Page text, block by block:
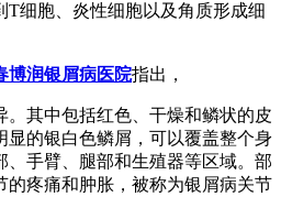
T细胞、炎性细胞以及角质形成细
博润银屑病医院指出，
。其中包括红色、干燥和鳞状的皮
显的银白色鳞屑，可以覆盖整个身
、手臂、腿部和生殖器等区域。部
的疼痛和肿胀，被称为银屑病关节